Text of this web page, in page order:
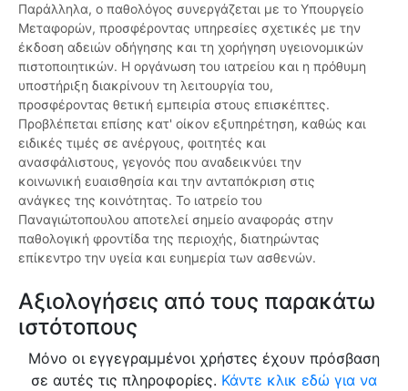
Παράλληλα, ο παθολόγος συνεργάζεται με το Υπουργείο
Μεταφορών, προσφέροντας υπηρεσίες σχετικές με την
έκδοση αδειών οδήγησης και τη χορήγηση υγειονομικών
πιστοποιητικών. Η οργάνωση του ιατρείου και η πρόθυμη
υποστήριξη διακρίνουν τη λειτουργία του,
προσφέροντας θετική εμπειρία στους επισκέπτες.
Προβλέπεται επίσης κατ' οίκον εξυπηρέτηση, καθώς και
ειδικές τιμές σε ανέργους, φοιτητές και
ανασφάλιστους, γεγονός που αναδεικνύει την
κοινωνική ευαισθησία και την ανταπόκριση στις
ανάγκες της κοινότητας. Το ιατρείο του
Παναγιώτοπουλου αποτελεί σημείο αναφοράς στην
παθολογική φροντίδα της περιοχής, διατηρώντας
επίκεντρο την υγεία και ευημερία των ασθενών.
Αξιολογήσεις από τους παρακάτω
ιστότοπους
Μόνο οι εγγεγραμμένοι χρήστες έχουν πρόσβαση
σε αυτές τις πληροφορίες. Κάντε κλικ εδώ για να